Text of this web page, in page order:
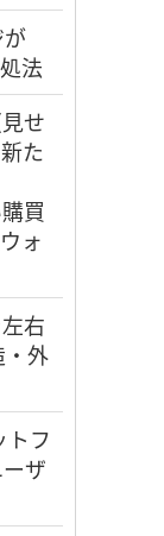
法
せ
た
買
ォ
右
・外
トフ
ザ